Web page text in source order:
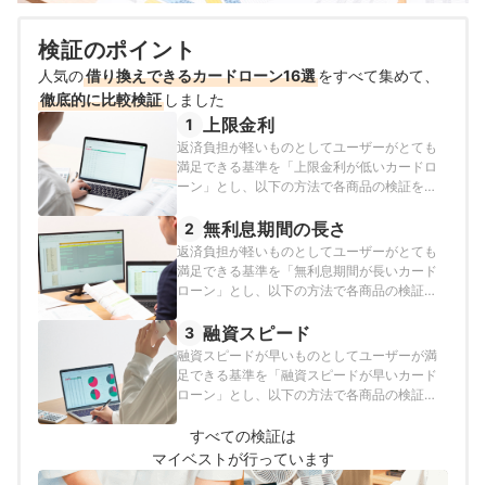
検証のポイント
人気の借り換えできるカードローン16選をすべて集めて、
徹底的に比較検証 しました
1
上限金利
返済負担が軽いものとしてユーザーがとても
満足できる基準を「上限金利が低いカードロ
ーン」とし、以下の方法で各商品の検証を行
検証を行っています。
2 無利息期間の長さ
返済負担が軽いものとしてユーザーがとても
満足できる基準を「無利息期間が長いカード
ローン」とし、以下の方法で各商品の検証を
とに検証を行っています。
3 融資スピード
融資スピードが早いものとしてユーザーが満
足できる基準を「融資スピードが早いカード
ローン」とし、以下の方法で各商品の検証を
とに検証を行っています。
すべての検証は
マイベストが行っています